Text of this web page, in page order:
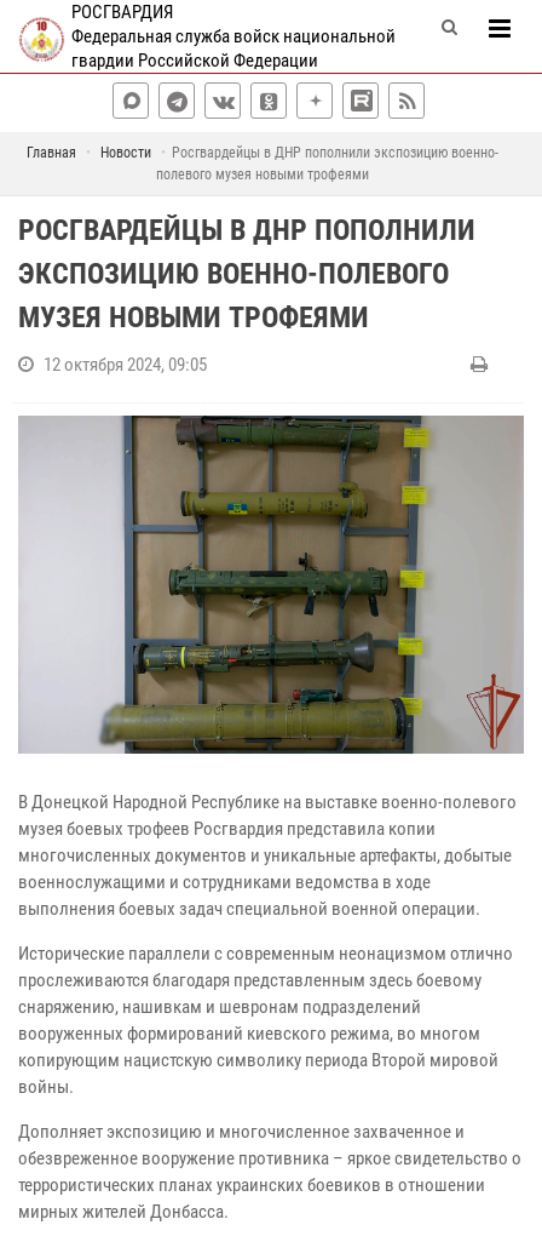
РОСГВАРДИЯ
Федеральная служба войск национальной
гвардии Российской Федерации
Главная Новости
Росгвардейцы в ДНР пополнили экспозицию военно-
полевого музея новыми трофеями
РОСГВАРДЕЙЦЫ В ДНР ПОПОЛНИЛИ
ЭКСПОЗИЦИЮ ВОЕННО-ПОЛЕВОГО
МУЗЕЯ НОВЫМИ ТРОФЕЯМИ
12 октября 2024, 09:05
В Донецкой Народной Республике на выставке военно-полевого
музея боевых трофеев Росгвардия представила копии
многочисленных документов и уникальные артефакты, добытые
военнослужащими и сотрудниками ведомства в ходе
выполнения боевых задач специальной военной операции.
Исторические параллели с современным неонацизмом отлично
прослеживаются благодаря представленным здесь боевому
снаряжению, нашивкам и шевронам подразделений
вооруженных формирований киевского режима, во многом
копирующим нацистскую символику периода Второй мировой
войны.
Дополняет экспозицию и многочисленное захваченное и
обезвреженное вооружение противника – яркое свидетельство о
террористических планах украинских боевиков в отношении
мирных жителей Донбасса.